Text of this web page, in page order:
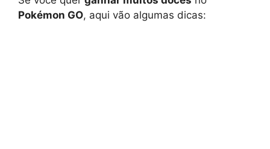
Pokémon GO, aqui vão algumas dicas: